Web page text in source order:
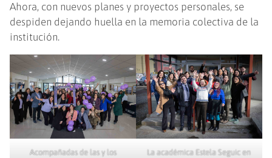
Ahora, con nuevos planes y proyectos personales, se
despiden dejando huella en la memoria colectiva de la
institución.
Acompañadas de las y los
La académica Estela Seguic en